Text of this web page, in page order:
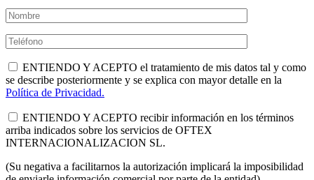
ENTIENDO Y ACEPTO el tratamiento de mis datos tal y como
se describe posteriormente y se explica con mayor detalle en la
Política de Privacidad.
ENTIENDO Y ACEPTO recibir información en los términos
arriba indicados sobre los servicios de OFTEX
INTERNACIONALIZACION SL.
(Su negativa a facilitarnos la autorización implicará la imposibilidad